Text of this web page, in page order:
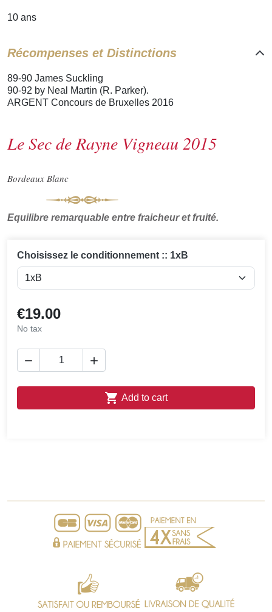
10 ans
Récompenses et Distinctions
89-90 James Suckling
90-92 by Neal Martin (R. Parker).
ARGENT Concours de Bruxelles 2016
Le Sec de Rayne Vigneau 2015
Bordeaux Blanc
Equilibre remarquable entre fraicheur et fruité.
Choisissez le conditionnement :: 1xB
€19.00
No tax
 
 Add to cart